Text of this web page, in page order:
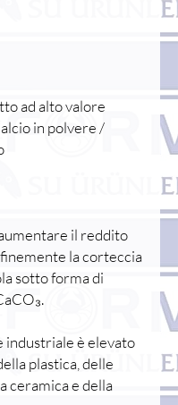
ad alto valore
in polvere /
il reddito
la corteccia
sotto forma di
industriale è elevato
plastica, delle
ceramica e della